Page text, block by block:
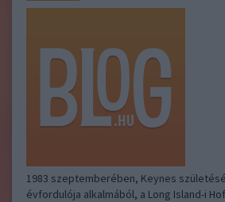
1983 szeptemberében, Keynes
évfordulója alkalmából, a Long Island-i